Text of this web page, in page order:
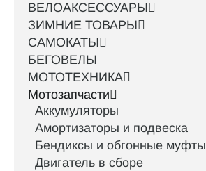
ВЕЛОАКСЕССУАРЫ
ЗИМНИЕ ТОВАРЫ
САМОКАТЫ
БЕГОВЕЛЫ
МОТОТЕХНИКА
Мотозапчасти
Аккумуляторы
Амортизаторы и подвеска
Бендиксы и обгонные муфты
Двигатель в сборе